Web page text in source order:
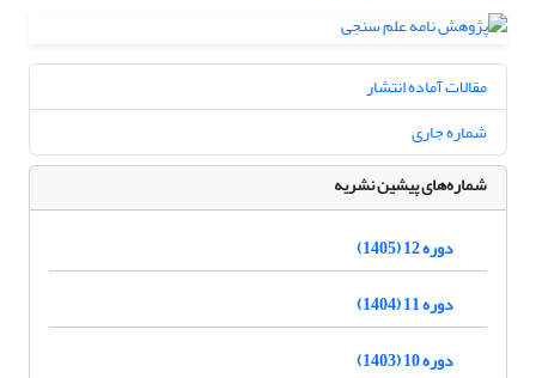
مقالات آماده انتشار
شماره جاری
شماره‌های پیشین نشریه
دوره 12 (1405)
دوره 11 (1404)
دوره 10 (1403)